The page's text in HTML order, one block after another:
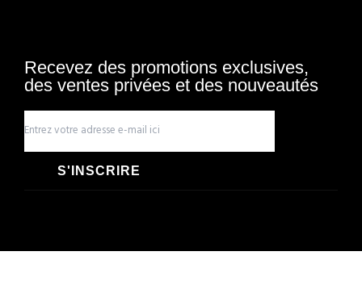
Recevez des promotions exclusives,
des ventes privées et des nouveautés
S'INSCRIRE